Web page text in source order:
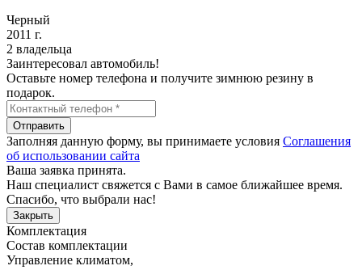
Черный
2011 г.
2 владельца
Заинтересовал автомобиль!
Оставьте номер телефона и получите зимнюю резину в
подарок.
Отправить
Заполняя данную форму, вы принимаете условия Соглашения
об использовании сайта
Ваша заявка принята.
Наш специалист свяжется с Вами в самое ближайшее время.
Спасибо, что выбрали нас!
Закрыть
Комплектация
Состав комплектации
Управление климатом,